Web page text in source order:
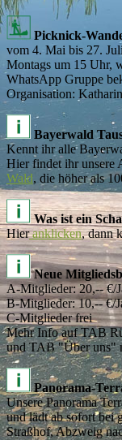
Picknick-
vom 4. Mai bis 27.
Montags um 15 Uhr,
WhatsApp Gruppe
Organisation:
Bayerwald
Kennt ihr alle
Hier findet ihr unsere
Wald, die höher als
Was ist ein
Hieranklicken, dann
Neue
A-Mitglieder: 20,-- €/
B-Mitglieder: 10,-- €/
C-Mitglieder frei
Mehr Info auf TAB
und TAB "Über uns"
Panorama-
Unsere Panorama
und lädt ab sofort bei
Straßhof, Abzweig